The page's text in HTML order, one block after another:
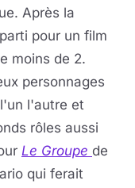
Après la
pour un film
moins de 2.
personnages
l'autre et
rôles aussi
Le Groupe de
qui ferait